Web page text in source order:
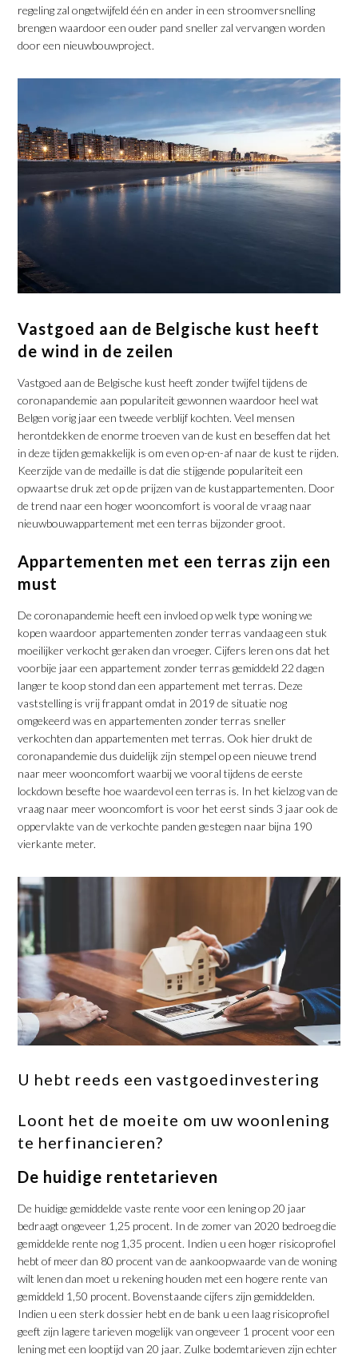
regeling zal ongetwijfeld één en ander in een stroomversnelling
brengen waardoor een ouder pand sneller zal vervangen worden
door een nieuwbouwproject.
Vastgoed aan de Belgische kust heeft
de wind in de zeilen
Vastgoed aan de Belgische kust heeft zonder twijfel tijdens de
coronapandemie aan populariteit gewonnen waardoor heel wat
Belgen vorig jaar een tweede verblijf kochten. Veel mensen
herontdekken de enorme troeven van de kust en beseffen dat het
in deze tijden gemakkelijk is om even op-en-af naar de kust te rijden.
Keerzijde van de medaille is dat die stijgende populariteit een
opwaartse druk zet op de prijzen van de kustappartementen. Door
de trend naar een hoger wooncomfort is vooral de vraag naar
nieuwbouwappartement met een terras bijzonder groot.
Appartementen met een terras zijn een
must
De coronapandemie heeft een invloed op welk type woning we
kopen waardoor appartementen zonder terras vandaag een stuk
moeilijker verkocht geraken dan vroeger. Cijfers leren ons dat het
voorbije jaar een appartement zonder terras gemiddeld 22 dagen
langer te koop stond dan een appartement met terras. Deze
vaststelling is vrij frappant omdat in 2019 de situatie nog
omgekeerd was en appartementen zonder terras sneller
verkochten dan appartementen met terras. Ook hier drukt de
coronapandemie dus duidelijk zijn stempel op een nieuwe trend
naar meer wooncomfort waarbij we vooral tijdens de eerste
lockdown besefte hoe waardevol een terras is. In het kielzog van de
vraag naar meer wooncomfort is voor het eerst sinds 3 jaar ook de
oppervlakte van de verkochte panden gestegen naar bijna 190
vierkante meter.
U hebt reeds een vastgoedinvestering
Loont het de moeite om uw woonlening
te herfinancieren?
De huidige rentetarieven
De huidige gemiddelde vaste rente voor een lening op 20 jaar
bedraagt ongeveer 1,25 procent. In de zomer van 2020 bedroeg die
gemiddelde rente nog 1,35 procent. Indien u een hoger risicoprofiel
hebt of meer dan 80 procent van de aankoopwaarde van de woning
wilt lenen dan moet u rekening houden met een hogere rente van
gemiddeld 1,50 procent. Bovenstaande cijfers zijn gemiddelden.
Indien u een sterk dossier hebt en de bank u een laag risicoprofiel
geeft zijn lagere tarieven mogelijk van ongeveer 1 procent voor een
lening met een looptijd van 20 jaar. Zulke bodemtarieven zijn echter